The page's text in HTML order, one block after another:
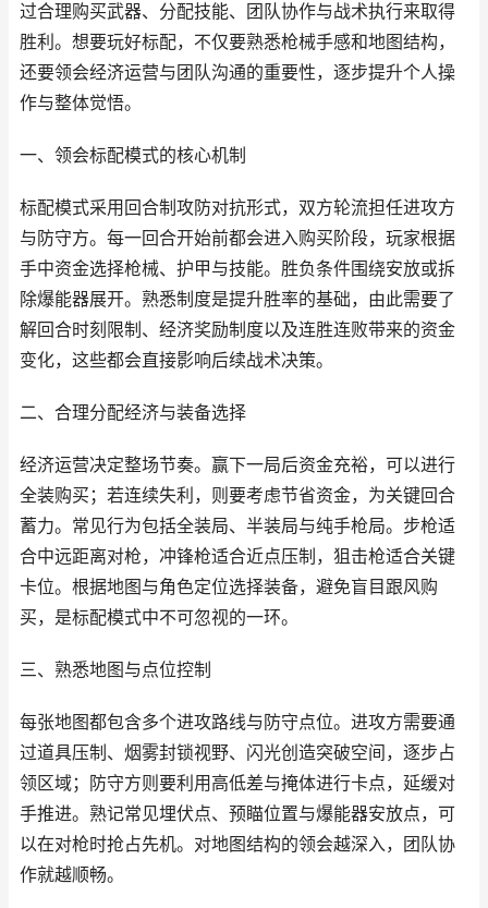
过合理购买武器、分配技能、团队协作与战术执行来取得
胜利。想要玩好标配，不仅要熟悉枪械手感和地图结构，
还要领会经济运营与团队沟通的重要性，逐步提升个人操
作与整体觉悟。
一、领会标配模式的核心机制
标配模式采用回合制攻防对抗形式，双方轮流担任进攻方
与防守方。每一回合开始前都会进入购买阶段，玩家根据
手中资金选择枪械、护甲与技能。胜负条件围绕安放或拆
除爆能器展开。熟悉制度是提升胜率的基础，由此需要了
解回合时刻限制、经济奖励制度以及连胜连败带来的资金
变化，这些都会直接影响后续战术决策。
二、合理分配经济与装备选择
经济运营决定整场节奏。赢下一局后资金充裕，可以进行
全装购买；若连续失利，则要考虑节省资金，为关键回合
蓄力。常见行为包括全装局、半装局与纯手枪局。步枪适
合中远距离对枪，冲锋枪适合近点压制，狙击枪适合关键
卡位。根据地图与角色定位选择装备，避免盲目跟风购
买，是标配模式中不可忽视的一环。
三、熟悉地图与点位控制
每张地图都包含多个进攻路线与防守点位。进攻方需要通
过道具压制、烟雾封锁视野、闪光创造突破空间，逐步占
领区域；防守方则要利用高低差与掩体进行卡点，延缓对
手推进。熟记常见埋伏点、预瞄位置与爆能器安放点，可
以在对枪时抢占先机。对地图结构的领会越深入，团队协
作就越顺畅。